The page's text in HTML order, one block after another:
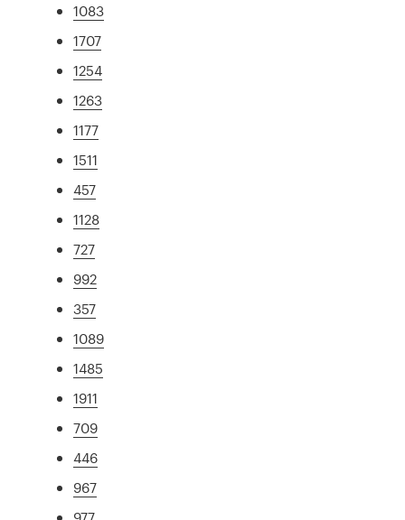
1083
1707
1254
1263
1177
1511
457
1128
727
992
357
1089
1485
1911
709
446
967